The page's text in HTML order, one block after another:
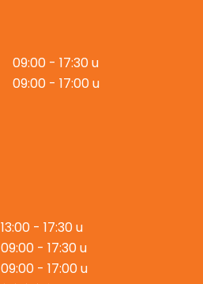
09:00 - 17:30 u
09:00 - 17:00 u
13:00 - 17:30 u
09:00 - 17:30 u
09:00 - 17:00 u